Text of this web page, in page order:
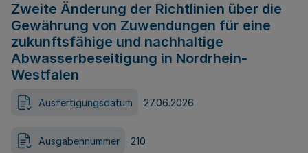
Zweite Änderung der Richtlinien über die
Gewährung von Zuwendungen für eine
zukunftsfähige und nachhaltige
Abwasserbeseitigung in Nordrhein-
Westfalen
Ausfertigungsdatum 27.06.2026
Ausgabennummer 210